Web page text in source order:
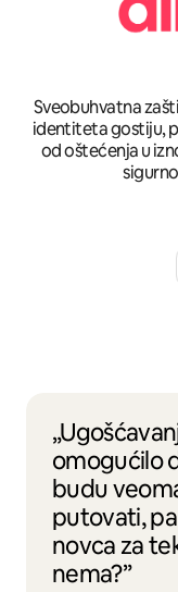
Sveobuhvatna
identiteta gostiju,
od oštećenja u
omogućilo
budu
putovati,
novca za
nema?”